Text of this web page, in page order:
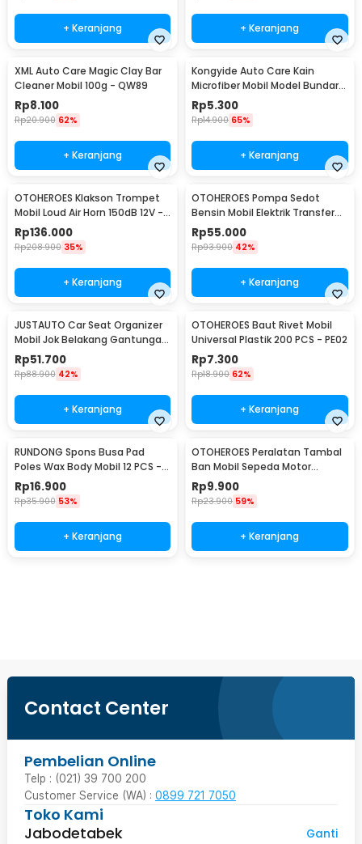
+ Keranjang + Keranjang
XML Auto Care Magic Clay Bar
Cleaner Mobil 100g - QW89
Rp8.100
Rp20.900 62%
+ Keranjang
Kongyide Auto Care Kain
Microfiber Mobil Model Bundar -
L-20
Rp5.300
Rp14.900 65%
+ Keranjang
OTOHEROES Klakson Trompet
Mobil Loud Air Horn 150dB 12V -
JD4001
Rp136.000
Rp208.900 35%
+ Keranjang
OTOHEROES Pompa Sedot
Bensin Mobil Elektrik Transfer
Pump 38mm DC 12V - CT-14
Rp55.000
Rp93.900 42%
+ Keranjang
JUSTAUTO Car Seat Organizer
Mobil Jok Belakang Gantungan
Barang Tisu - Z-354
Rp51.700
Rp88.900 42%
+ Keranjang
OTOHEROES Baut Rivet Mobil
Universal Plastik 200 PCS - PE02
Rp7.300
Rp18.900 62%
+ Keranjang
RUNDONG Spons Busa Pad
Poles Wax Body Mobil 12 PCS -
R2010
Rp16.900
Rp35.900 53%
+ Keranjang
OTOHEROES Peralatan Tambal
Ban Mobil Sepeda Motor
Tubeless - KBTB02
Rp9.900
Rp23.900 59%
+ Keranjang
Contact Center
Pembelian Online
Telp : (021) 39 700 200
Customer Service (WA) : 0899 721 7050
Toko Kami
Jabodetabek
Ganti